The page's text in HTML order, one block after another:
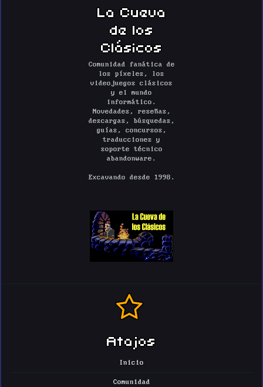
La Cueva
de los
Clásicos
Comunidad fanática de
los píxeles, los
videojuegos clásicos
y el mundo
informático.
Novedades, reseñas,
descargas, búsquedas,
guías, concursos,
traducciones y
soporte técnico
abandonware.
Excavando desde 1998.
Atajos
Inicio
Comunidad